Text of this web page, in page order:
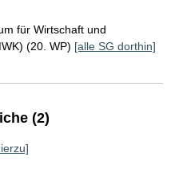
für Wirtschaft und
(20. WP) [alle SG dorthin]
(2)